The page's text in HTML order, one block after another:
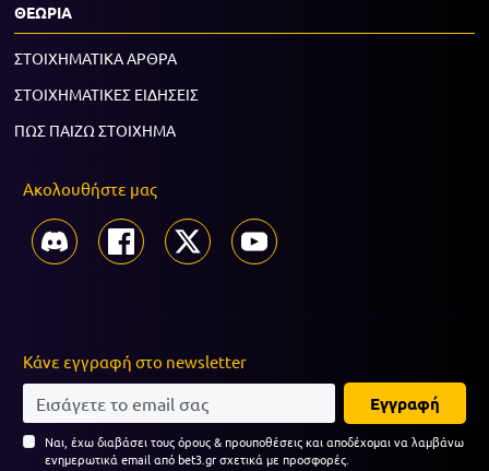
ΘΕΩΡΙΑ
ΣΤΟΙΧΗΜΑΤΙΚΑ ΑΡΘΡΑ
ΣΤΟΙΧΗΜΑΤΙΚΕΣ ΕΙΔΗΣΕΙΣ
ΠΩΣ ΠΑΙΖΩ ΣΤΟΙΧΗΜΑ
Ακολουθήστε μας
Κάνε εγγραφή στο newsletter
Εγγραφή
Ναι, έχω διαβάσει τους όρους & προυποθέσεις και αποδέχομαι να λαμβάνω
ενημερωτικά email από bet3.gr σχετικά με προσφορές.